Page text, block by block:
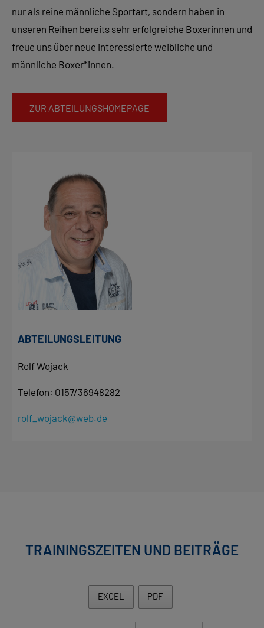
nur als reine männliche Sportart, sondern haben in
unseren Reihen bereits sehr erfolgreiche Boxerinnen und
freue uns über neue interessierte weibliche und
männliche Boxer*innen.
ZUR ABTEILUNGSHOMEPAGE
ABTEILUNGSLEITUNG
Rolf Wojack
Telefon: 0157/36948282
rolf_wojack@web.de
TRAININGSZEITEN UND BEITRÄGE
EXCEL PDF